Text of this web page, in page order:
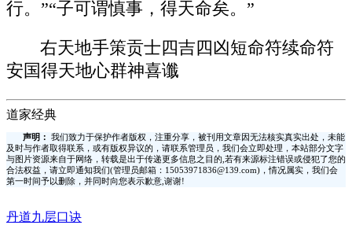
行。”“子可谓慎事，得天命矣。”
右天地手策贡士四吉四凶短命符续命符
安国得天地心群神喜谶
道家经典
声明：
我们致力于保护作者版权，注重分享，被刊用文章因无法核实真实出处，未能
及时与作者取得联系，或有版权异议的，请联系管理员，我们会立即处理，本站部分文字
与图片资源来自于网络，转载是出于传递更多信息之目的,若有来源标注错误或侵犯了您的
合法权益，请立即通知我们(管理员邮箱：15053971836@139.com)，情况属实，我们会
第一时间予以删除，并同时向您表示歉意,谢谢!
丹道九层口诀